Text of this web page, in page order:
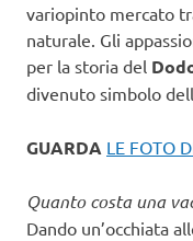
variopinto mercato
naturale. Gli
per la storia del
divenuto simbolo
GUARDA LE FOTO
Quanto costa una
Dando un’occhiata